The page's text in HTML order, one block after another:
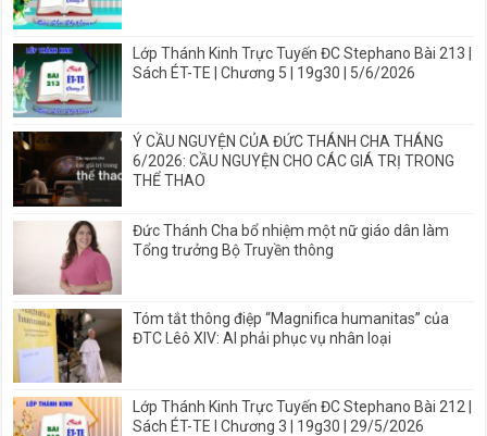
Lớp Thánh Kinh Trực Tuyến ĐC Stephano Bài 213 |
Sách ÉT-TE | Chương 5 | 19g30 | 5/6/2026
Ý CẦU NGUYỆN CỦA ĐỨC THÁNH CHA THÁNG
6/2026: CẦU NGUYỆN CHO CÁC GIÁ TRỊ TRONG
THỂ THAO
Đức Thánh Cha bổ nhiệm một nữ giáo dân làm
Tổng trưởng Bộ Truyền thông
Tóm tắt thông điệp “Magnifica humanitas” của
ĐTC Lêô XIV: AI phải phục vụ nhân loại
Lớp Thánh Kinh Trực Tuyến ĐC Stephano Bài 212 |
Sách ÉT-TE I Chương 3 | 19g30 | 29/5/2026